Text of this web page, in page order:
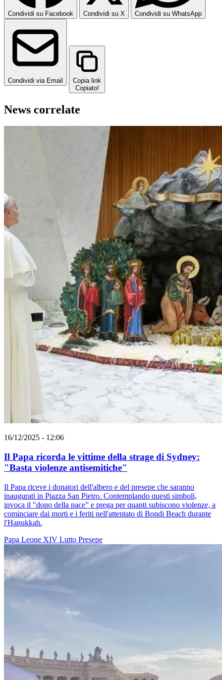
Condividi su Facebook Condividi su X Condividi su WhatsApp
Condividi via Email
Copia link
Copiato!
News correlate
16/12/2025 - 12:06
Il Papa ricorda le vittime della strage di Sydney:
"Basta violenze antisemitiche"
Il Papa riceve i donatori dell'albero e del presepe che saranno
inaugurati in Piazza San Pietro. Contemplando questi simboli,
invoca il "dono della pace” e prega per quanti subiscono violenze, a
cominciare dai morti e i feriti nell'attentato di Bondi Beach durante
l'Hanukkah.
Papa Leone XIV Lutto Presepe